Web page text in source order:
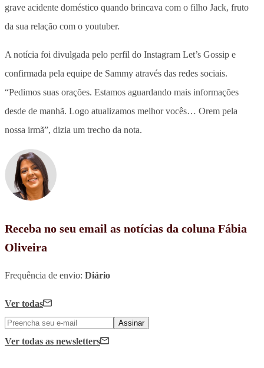
grave acidente doméstico quando brincava com o filho Jack, fruto
da sua relação com o youtuber.
A notícia foi divulgada pelo perfil do Instagram Let’s Gossip e
confirmada pela equipe de Sammy através das redes sociais.
“Pedimos suas orações. Estamos aguardando mais informações
desde de manhã. Logo atualizamos melhor vocês… Orem pela
nossa irmã”, dizia um trecho da nota.
Receba no seu email as notícias da coluna Fábia
Oliveira
Frequência de envio: Diário
Ver todas
Assinar
Ver todas as newsletters